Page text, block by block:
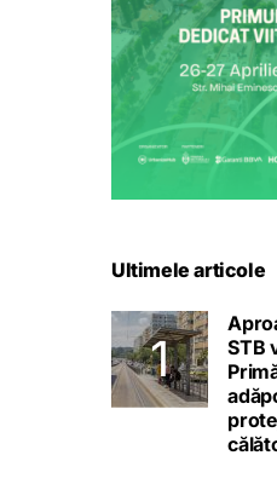
Ultimele articole
STB